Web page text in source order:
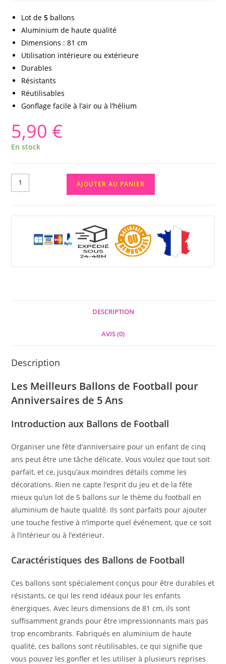
Lot de 5 ballons
Aluminium de haute qualité
Dimensions : 81 cm
Utilisation intérieure ou extérieure
Durables
Résistants
Réutilisables
Gonflage facile à l’air ou à l’hélium
5,90 €
En stock
AJOUTER AU PANIER
DESCRIPTION
AVIS (0)
Description
Les Meilleurs Ballons de Football pour
Anniversaires de 5 Ans
Introduction aux Ballons de Football
Organiser une fête d’anniversaire pour un enfant de cinq
ans peut être une tâche délicate. Vous voulez que tout soit
parfait, et ce, jusqu’aux moindres détails comme les
décorations. Rien ne capte l’esprit du jeu et de la fête
mieux qu’un lot de 5 ballons sur le thème du football en
aluminium de haute qualité. Ils sont parfaits pour ajouter
une touche festive à n’importe quel événement, que ce soit
à l’intérieur ou à l’extérieur.
Caractéristiques des Ballons de Football
Ces ballons sont spécialement conçus pour être durables et
résistants, ce qui les rend idéaux pour les enfants
énergiques. Avec leurs dimensions de 81 cm, ils sont
suffisamment grands pour être impressionnants mais pas
trop encombrants. Fabriqués en aluminium de haute
qualité, ces ballons sont réutilisables, ce qui signifie que
vous pouvez les gonfler et les utiliser à plusieurs reprises